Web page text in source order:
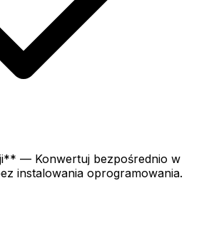
— Konwertuj bezpośrednio w
instalowania oprogramowania.